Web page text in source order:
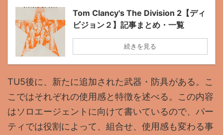
Tom Clancy's The Division 2【ディ
ビジョン２】記事まとめ・一覧
続きを見る
TU5後に、新たに追加された武器・防具がある。こ
こではそれぞれの使用感と特徴を述べる。この内容
はソロエージェントに向けて書いているので、パー
ティでは役割によって、組合せ、使用感も変わる事